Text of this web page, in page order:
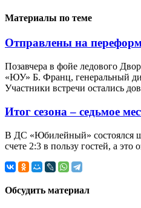
Материалы по теме
Отправлены на
Позавчера в фойе ледового
«ЮУ» Б. Франц, генеральный
Участники встречи остались
Итог сезона – седьмое
В ДС «Юбилейный» состоялся
счете 2:3 в пользу гостей, а
Обсудить материал